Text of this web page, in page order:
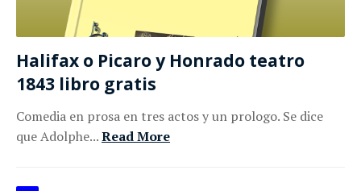
Halifax o Picaro y Honrado teatro
1843 libro gratis
Comedia en prosa en tres actos y un prologo. Se dice
que Adolphe...Read More